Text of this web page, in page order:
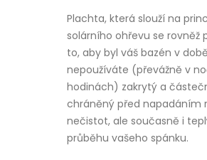
Plachta, která slouží na
solárního ohřevu se rovněž
to, aby byl váš bazén v
nepoužíváte (převážně v
hodinách) zakrytý a
chráněný před napadáním
nečistot, ale současně i
průběhu vašeho spánku.